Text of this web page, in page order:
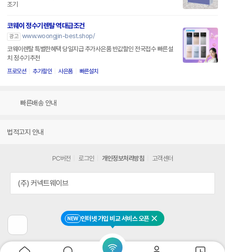
NEW 인터넷 가입 비교 서비스 오픈 닫기
조기
코웨이 정수기렌탈 역대급조건
광고 www.woongjin-best.shop/
코웨이렌탈 특별한혜택 당일지급 추가사은품 반값할인 전국접수 빠른설
치 정수기추천
프로모션 추가할인 사은품 빠른설치
빠른배송 안내
법적고지 안내
전
페
이
PC버전 로그인 개인정보처리방침 고객센터
(주) 커넥트웨이브